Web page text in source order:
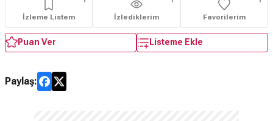
İzleme Listem İzlediklerim Favorilerim
Puan Ver Listeme Ekle
Paylaş: